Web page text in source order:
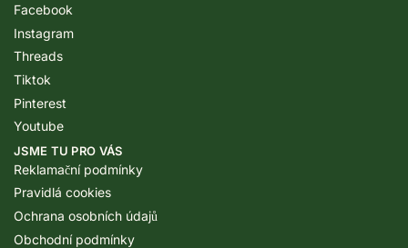
Facebook
Instagram
Threads
Tiktok
Pinterest
Youtube
JSME TU PRO VÁS
Reklamační podmínky
Pravidlá cookies
Ochrana osobních údajů
Obchodní podmínky